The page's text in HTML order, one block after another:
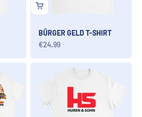
BÜRGER GELD T-SHIRT
Angebot
€24,99